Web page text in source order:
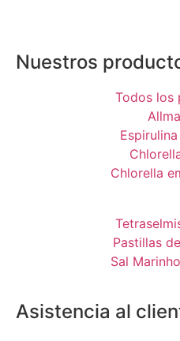
Nuestros
Todos los
Chlorella
Pastillas
Sal
Asistencia al